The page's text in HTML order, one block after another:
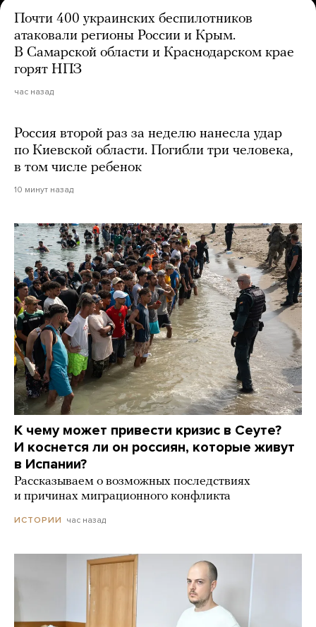
Почти 400 украинских беспилотников
атаковали регионы России и Крым.
В Самарской области и Краснодарском крае
горят НПЗ
час назад
Россия второй раз за неделю нанесла удар
по Киевской области. Погибли три человека,
в том числе ребенок
10 минут назад
К чему может привести кризис в Сеуте?
И коснется ли он россиян, которые живут
в Испании?
Рассказываем о возможных последствиях
и причинах миграционного конфликта
ИСТОРИИ час назад